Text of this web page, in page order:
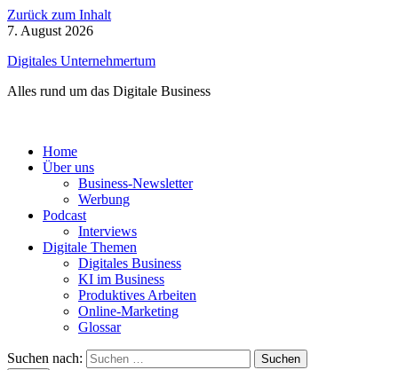
Zurück zum Inhalt
7. August 2026
Digitales Unternehmertum
Alles rund um das Digitale Business
Home
Über uns
Business-Newsletter
Werbung
Podcast
Interviews
Digitale Themen
Digitales Business
KI im Business
Produktives Arbeiten
Online-Marketing
Glossar
Suchen nach: